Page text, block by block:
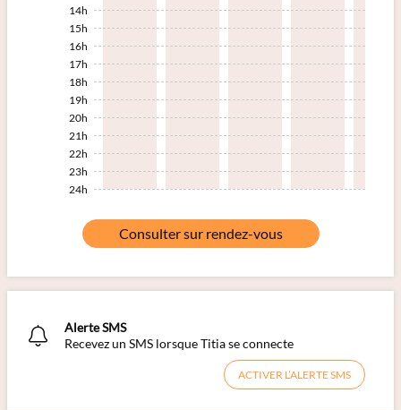
14h
15h
16h
17h
18h
19h
20h
21h
22h
23h
24h
Consulter sur rendez-vous
Alerte SMS
Recevez un SMS lorsque Titia se connecte
ACTIVER L’ALERTE SMS